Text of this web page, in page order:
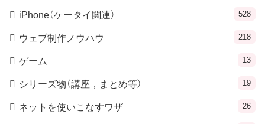
iPhone（ケータイ関連） 528
ウェブ制作ノウハウ 218
ゲーム 13
シリーズ物（講座，まとめ等） 19
ネットを使いこなすワザ 26